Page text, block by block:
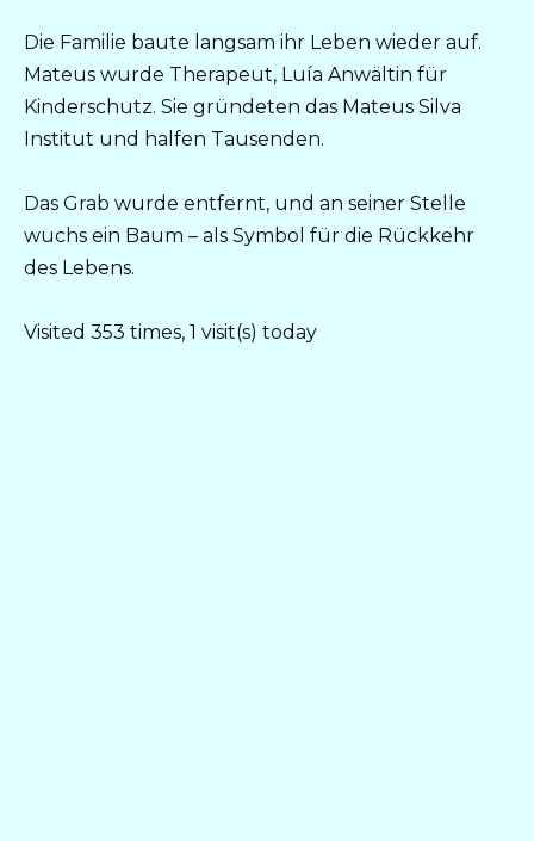
Die Familie baute langsam ihr Leben wieder auf.
Mateus wurde Therapeut, Luía Anwältin für
Kinderschutz. Sie gründeten das Mateus Silva
Institut und halfen Tausenden.
Das Grab wurde entfernt, und an seiner Stelle
wuchs ein Baum – als Symbol für die Rückkehr
des Lebens.
Visited 353 times, 1 visit(s) today